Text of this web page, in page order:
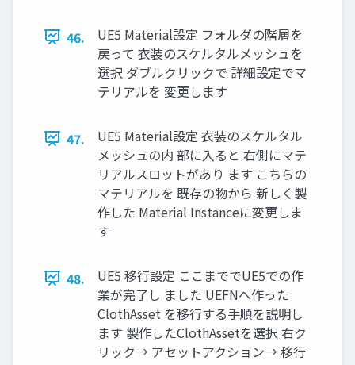
46.
UE5 Material設定 フォルダの階層を
戻って 衣装のスケルタルメッシュを
選択 ダブルクリックで 詳細設定でマ
テリアルを 変更します
47.
UE5 Material設定 衣装のスケルタル
メッシュの内 部に入ると 右側にマテ
リアルスロットがあり ます こちらの
マテリアルを 既存の物から 新しく製
作した Material Instanceに変更しま
す
48.
UE5 移行設定 ここまででUE5での作
業が完了し ました UEFNへ作った
ClothAsset を移行する手順を説明し
ます 製作したClothAssetを選択 右ク
リック→ アセットアクション→ 移行